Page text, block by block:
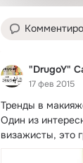
"DrugoY"
17 фев 2015
Тренды в
Один из
визажисты, это